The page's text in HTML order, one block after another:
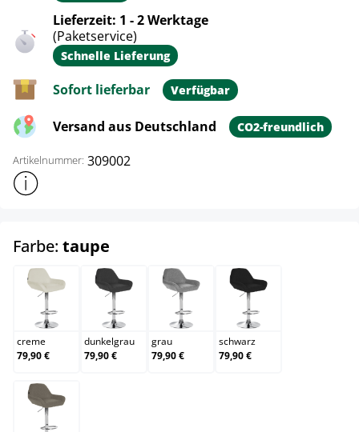
Lieferzeit: 1 - 2 Werktage
(Paketservice)
Schnelle Lieferung
Sofort lieferbar Verfügbar
Versand aus Deutschland CO2-freundlich
Artikelnummer: 309002
Weitere Produktinformationen anzeigen
Farbe: taupe
creme
creme
79,90 €
dunkelgrau
dunkelgrau
79,90 €
grau
grau
79,90 €
schwarz
schwarz
79,90 €
taupe